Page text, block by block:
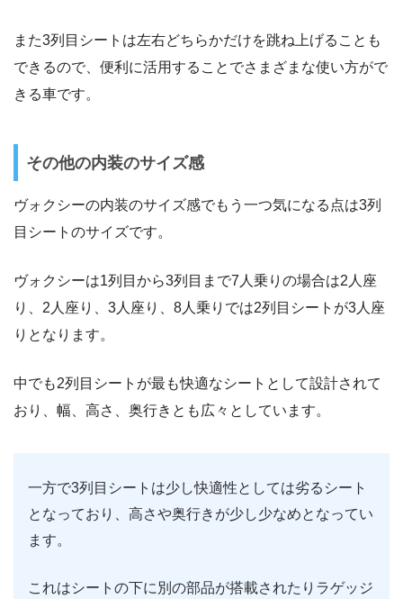
また3列目シートは左右どちらかだけを跳ね上げることも
できるので、便利に活用することでさまざまな使い方がで
きる車です。
その他の内装のサイズ感
ヴォクシーの内装のサイズ感でもう一つ気になる点は3列
目シートのサイズです。
ヴォクシーは1列目から3列目まで7人乗りの場合は2人座
り、2人座り、3人座り、8人乗りでは2列目シートが3人座
りとなります。
中でも2列目シートが最も快適なシートとして設計されて
おり、幅、高さ、奥行きとも広々としています。
一方で3列目シートは少し快適性としては劣るシート
となっており、高さや奥行きが少し少なめとなってい
ます。
これはシートの下に別の部品が搭載されたりラゲッジ